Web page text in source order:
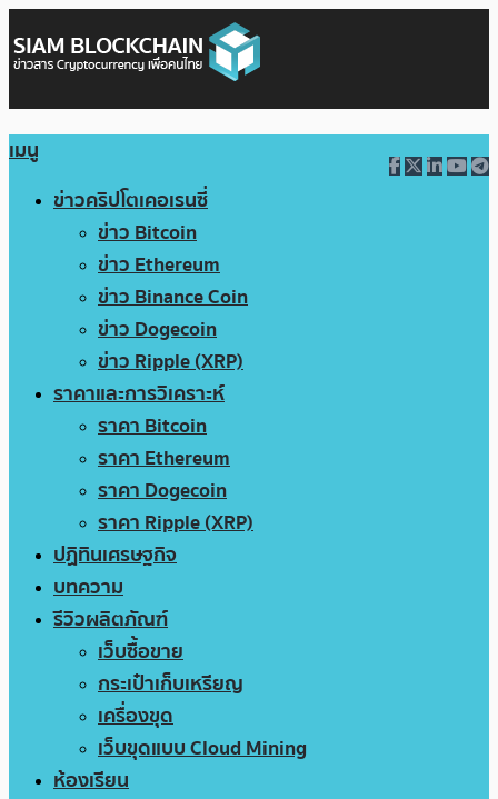
เมนู
ข่าวคริปโตเคอเรนซี่
ข่าว Bitcoin
ข่าว Ethereum
ข่าว Binance Coin
ข่าว Dogecoin
ข่าว Ripple (XRP)
ราคาและการวิเคราะห์
ราคา Bitcoin
ราคา Ethereum
ราคา Dogecoin
ราคา Ripple (XRP)
ปฏิทินเศรษฐกิจ
บทความ
รีวิวผลิตภัณฑ์
เว็บซื้อขาย
กระเป๋าเก็บเหรียญ
เครื่องขุด
เว็บขุดแบบ Cloud Mining
ห้องเรียน